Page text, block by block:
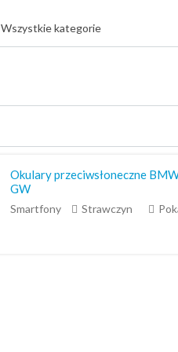
Wszystkie kategorie
Okulary przeciwsłoneczne
GW
Smartfony Strawczyn